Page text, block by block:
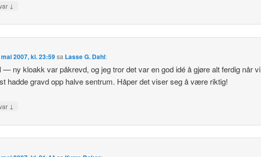
↓
2007, kl. 23:59sa Lasse G. Dahl:
— ny kloakk var påkrevd, og jeg tror det var en god idé å gjøre alt ferdig når vi
hadde gravd opp halve sentrum. Håper det viser seg å være riktig!
↓